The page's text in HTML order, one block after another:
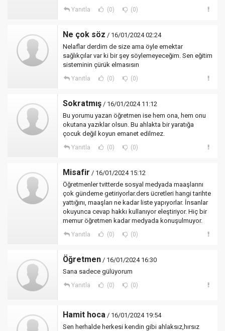
Yanıtla (0) (0)
Ne çok söz / 16/01/2024 02:24
Nelaflar derdim de size ama öyle emektar
sağlıkçılar var ki bir şey söylemeyeceğim. Sen eğitim
sisteminin çürük elmasısın
Yanıtla (0) (0)
Sokratmış / 16/01/2024 11:12
Bu yorumu yazan öğretmen ise hem ona, hem onu
okutana yazıklar olsun. Bu ahlakta bir yaratığa
çocuk değil koyun emanet edilmez.
Yanıtla (0) (0)
Misafir / 16/01/2024 15:12
Öğretmenler tvitterde sosyal medyada maaşlarını
çok gündeme getiriyorlar.ders ücretleri hangi tarihte
yattığını, maaşları ne kadar liste yapıyorlar. İnsanlar
okuyunca cevap hakkı kullanıyor eleştiriyor. Hiç bir
memur öğretmen kadar medyada konuşulmuyor.
Yanıtla (0) (0)
Öğretmen / 16/01/2024 16:30
Sana sadece gülüyorum
Yanıtla (0) (0)
Hamit hoca / 16/01/2024 19:54
Sen herhalde herkesi kendin gibi ahlaksız,hırsız